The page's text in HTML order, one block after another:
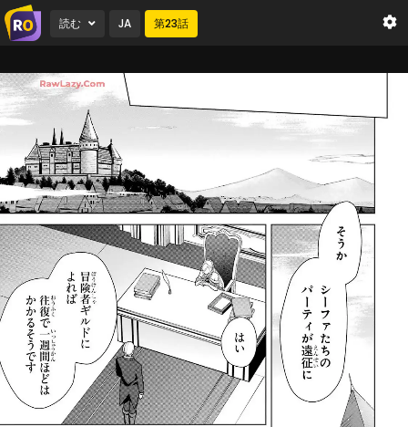
読む JA 第23話